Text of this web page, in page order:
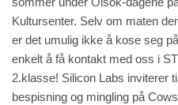
Kultursenter. Selv om maten
er det umulig ikke å kose seg
enkelt å få kontakt med oss i
2.klasse! Silicon Labs inviterer
bespisning og mingling på